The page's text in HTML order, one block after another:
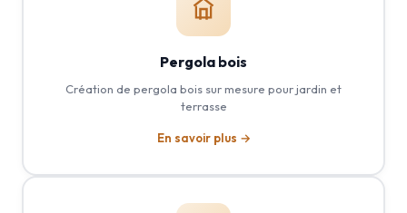
Pergola bois
Création de pergola bois sur mesure pour jardin et
terrasse
En savoir plus →